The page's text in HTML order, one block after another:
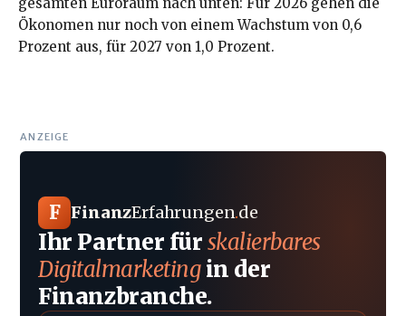
Ökonomen nur noch von einem Wachstum von 0,6
Prozent aus, für 2027 von 1,0 Prozent.
ANZEIGE
F FinanzErfahrungen.de
Ihr Partner fürskalierbares
Digitalmarketingin der
Finanzbranche.